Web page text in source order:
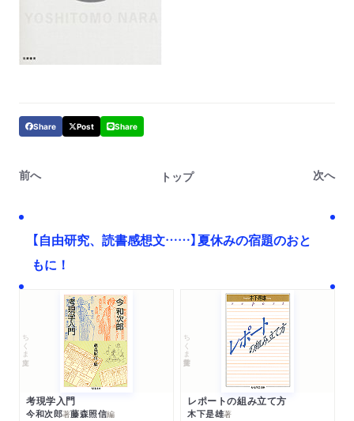
Share Post Share
前へ トップ 次へ
【自由研究、読書感想文……】夏休みの宿題のおと
もに！
ちくま文庫
考現学入門
今和次郎著藤森照信編
ちくま学芸文庫
レポートの組み立て方
木下是雄著